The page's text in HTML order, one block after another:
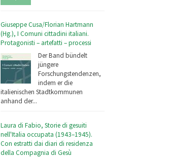
Giuseppe Cusa/Florian Hartmann
(Hg.), I Comuni cittadini italiani.
Protagonisti – artefatti – processi
Der Band bündelt
jüngere
Forschungstendenzen,
indem er die
italienischen Stadtkommunen
anhand der...
Laura di Fabio, Storie di gesuiti
nell'Italia occupata (1943–1945).
Con estratti dai diari di residenza
della Compagnia di Gesù